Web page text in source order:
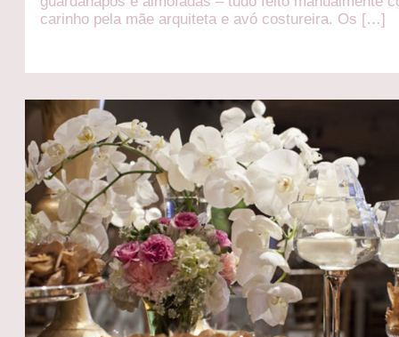
carinho pela mãe arquiteta e avó costureira. Os […]